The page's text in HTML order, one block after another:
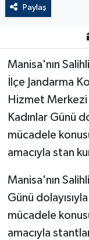
Paylaş
Manisa'nın
İlçe Jandarma
Hizmet
Kadınlar Günü
mücadele
amacıyla stan
Manisa'nın
Günü
mücadele
amacıyla